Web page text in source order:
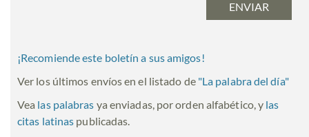
¡Recomiende este boletín a sus amigos!
Ver los últimos envíos en el listado de "La palabra del día"
Vea las palabras ya enviadas, por orden alfabético, y las
citas latinas publicadas.